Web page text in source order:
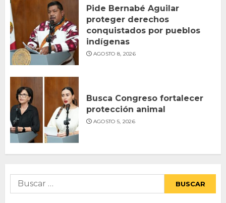
Pide Bernabé Aguilar
proteger derechos
conquistados por pueblos
indígenas
AGOSTO 8, 2026
Busca Congreso fortalecer
protección animal
AGOSTO 5, 2026
Buscar: